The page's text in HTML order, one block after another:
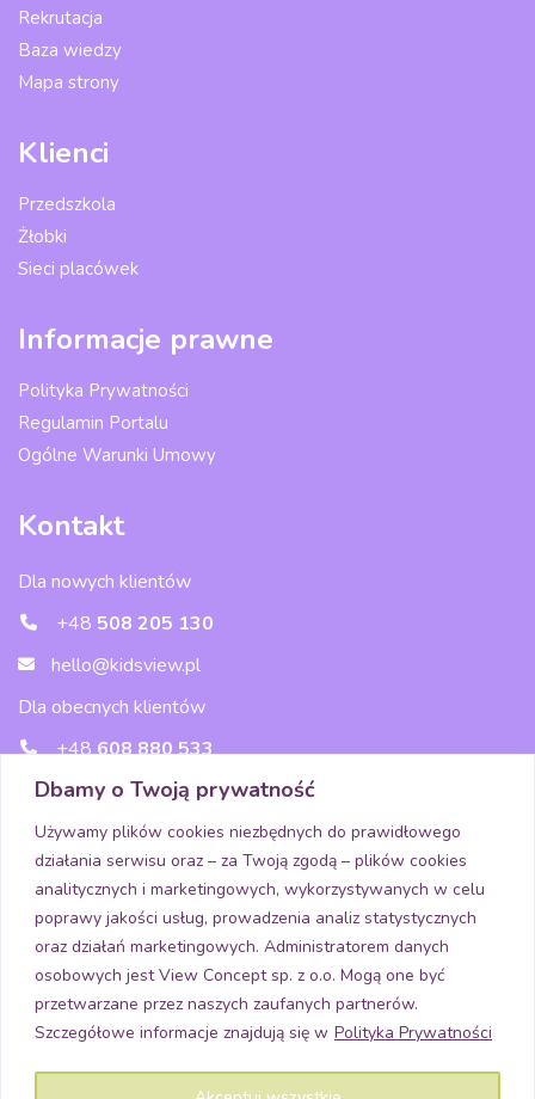
Dbamy o Twoją prywatność
Używamy plików cookies niezbędnych do prawidłowego
działania serwisu oraz – za Twoją zgodą – plików cookies
analitycznych i marketingowych, wykorzystywanych w celu
poprawy jakości usług, prowadzenia analiz statystycznych
oraz działań marketingowych. Administratorem danych
osobowych jest View Concept sp. z o.o. Mogą one być
przetwarzane przez naszych zaufanych partnerów.
Szczegółowe informacje znajdują się w Polityka Prywatności
Rekrutacja
Baza wiedzy
Mapa strony
Klienci
Przedszkola
Żłobki
Sieci placówek
Informacje prawne
Polityka Prywatności
Regulamin Portalu
Ogólne Warunki Umowy
Kontakt
Dla nowych klientów
+48 508 205 130
hello@kidsview.pl
Dla obecnych klientów
+48608 880 533
wsparcie@kidsview.pl
Media
Pobierz aplikację